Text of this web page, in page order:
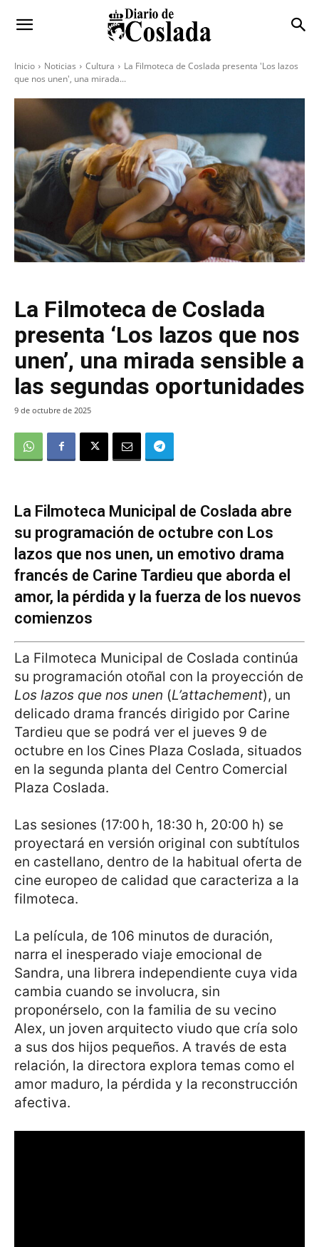
Inicio Noticias Cultura
La Filmoteca de Coslada presenta 'Los lazos
que nos unen', una mirada...
La Filmoteca de Coslada
presenta ‘Los lazos que nos
unen’, una mirada sensible a
las segundas oportunidades
9 de octubre de 2025
La Filmoteca Municipal de Coslada abre
su programación de octubre con Los
lazos que nos unen, un emotivo drama
francés de Carine Tardieu que aborda el
amor, la pérdida y la fuerza de los nuevos
comienzos
La Filmoteca Municipal de Coslada continúa
su programación otoñal con la proyección de
Los lazos que nos unen (L’attachement), un
delicado drama francés dirigido por Carine
Tardieu que se podrá ver el jueves 9 de
octubre en los Cines Plaza Coslada, situados
en la segunda planta del Centro Comercial
Plaza Coslada.
Las sesiones (17:00 h, 18:30 h, 20:00 h) se
proyectará en versión original con subtítulos
en castellano, dentro de la habitual oferta de
cine europeo de calidad que caracteriza a la
filmoteca.
La película, de 106 minutos de duración,
narra el inesperado viaje emocional de
Sandra, una librera independiente cuya vida
cambia cuando se involucra, sin
proponérselo, con la familia de su vecino
Alex, un joven arquitecto viudo que cría solo
a sus dos hijos pequeños. A través de esta
relación, la directora explora temas como el
amor maduro, la pérdida y la reconstrucción
afectiva.